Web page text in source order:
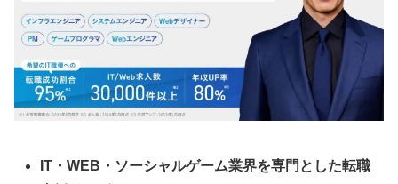
IT・WEB・ソーシャルゲーム業界を専門とした転職